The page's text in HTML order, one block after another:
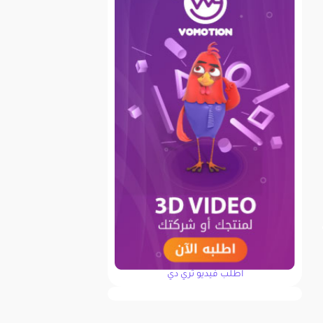
اطلب فيديو ثري دي